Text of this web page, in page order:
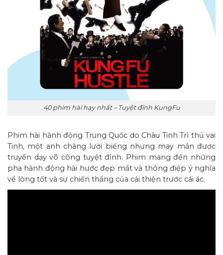
40 phim hài hay nhất – Tuyệt đỉnh KungFu
Phim hài hành động Trung Quốc do Châu Tinh Trì thủ vai
Tinh, một anh chàng lười biếng nhưng may mắn được
truyền dạy võ công tuyệt đỉnh. Phim mang đến những
pha hành động hài hước đẹp mắt và thông điệp ý nghĩa
về lòng tốt và sự chiến thắng của cái thiện trước cái ác.